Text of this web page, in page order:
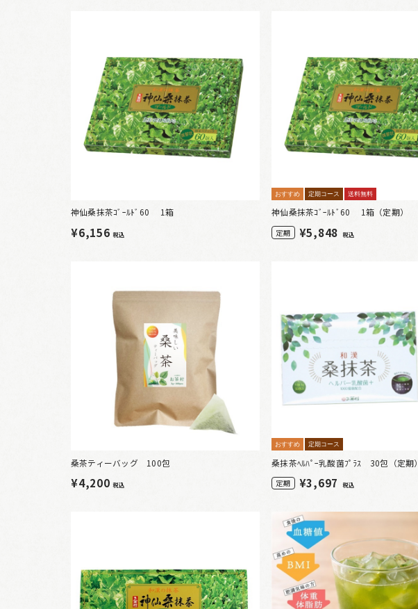
神仙桑抹茶ｺﾞｰﾙﾄﾞ60 1箱
¥6,156税込
おすすめ 定期コース 送料無料
神仙桑抹茶ｺﾞｰﾙﾄﾞ60 1箱（定期）
定期 ¥5,848 税込
桑茶ティーバッグ 100包
¥4,200税込
おすすめ 定期コース
桑抹茶ﾍﾙﾊﾟｰ乳酸菌ﾌﾟﾗｽ 30包（定期）
定期 ¥3,697 税込